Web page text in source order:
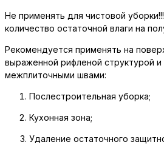
Не применять для чистовой
количество остаточной влаги на
Рекомендуется применять на
выраженной рифленой структурой и
межплиточными швами:
Послестроительная уборка;
Кухонная зона;
Удаление остаточного